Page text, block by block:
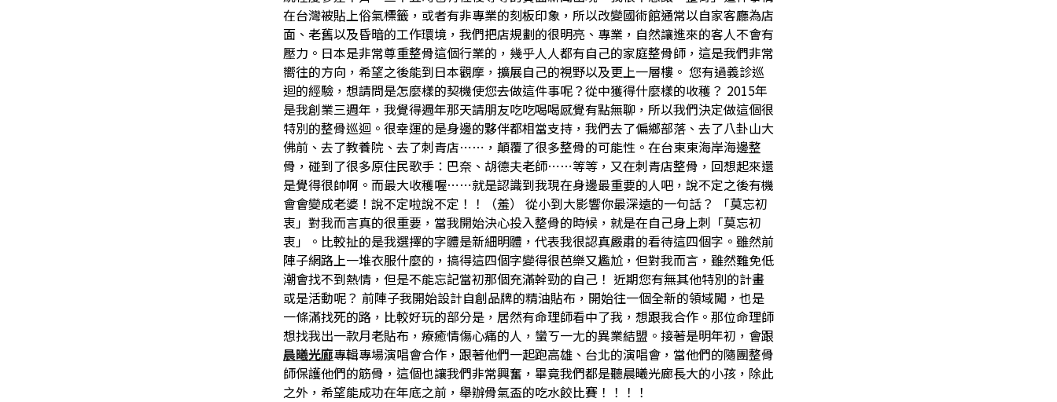
在台灣被貼上俗氣標籤，或者有非專業的刻板印象，所以改變國術館通常以自家客廳為店
面、老舊以及昏暗的工作環境，我們把店規劃的很明亮、專業，自然讓進來的客人不會有
壓力。日本是非常尊重整骨這個行業的，幾乎人人都有自己的家庭整骨師，這是我們非常
嚮往的方向，希望之後能到日本觀摩，擴展自己的視野以及更上一層樓。 您有過義診巡
迴的經驗，想請問是怎麼樣的契機使您去做這件事呢？從中獲得什麼樣的收穫？ 2015年
是我創業三週年，我覺得週年那天請朋友吃吃喝喝感覺有點無聊，所以我們決定做這個很
特別的整骨巡迴。很幸運的是身邊的夥伴都相當支持，我們去了偏鄉部落、去了八卦山大
佛前、去了教養院、去了刺青店⋯⋯，顛覆了很多整骨的可能性。在台東東海岸海邊整
骨，碰到了很多原住民歌手：巴奈、胡德夫老師⋯⋯等等，又在刺青店整骨，回想起來還
是覺得很帥啊。而最大收穫喔⋯⋯就是認識到我現在身邊最重要的人吧，說不定之後有機
會會變成老婆！說不定啦說不定！！（羞） 從小到大影響你最深遠的一句話？ 「莫忘初
衷」對我而言真的很重要，當我開始決心投入整骨的時候，就是在自己身上刺「莫忘初
衷」。比較扯的是我選擇的字體是新細明體，代表我很認真嚴肅的看待這四個字。雖然前
陣子網路上一堆衣服什麼的，搞得這四個字變得很芭樂又尷尬，但對我而言，雖然難免低
潮會找不到熱情，但是不能忘記當初那個充滿幹勁的自己！ 近期您有無其他特別的計畫
或是活動呢？ 前陣子我開始設計自創品牌的精油貼布，開始往一個全新的領域闖，也是
一條滿找死的路，比較好玩的部分是，居然有命理師看中了我，想跟我合作。那位命理師
想找我出一款月老貼布，療癒情傷心痛的人，蠻ㄎ一尢的異業結盟。接著是明年初，會跟
晨曦光廊專輯專場演唱會合作，跟著他們一起跑高雄、台北的演唱會，當他們的隨團整骨
師保護他們的筋骨，這個也讓我們非常興奮，畢竟我們都是聽晨曦光廊長大的小孩，除此
之外，希望能成功在年底之前，舉辦骨氣盃的吃水餃比賽！！！！